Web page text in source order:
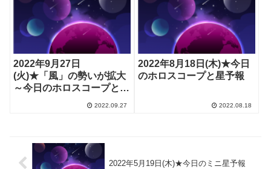
2022年9月27日
(火)★「風」の勢いが拡大
～今日のホロスコープと星
2022.09.27
2022年8月18日(木)★今日
のホロスコープと星予報
2022.08.18
2022年5月19日(木)★今日のミニ星予報